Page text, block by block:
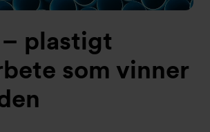
plastigt
som vinner